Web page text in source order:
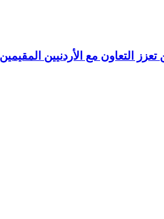
التعاون مع الأردنيين المقيمين